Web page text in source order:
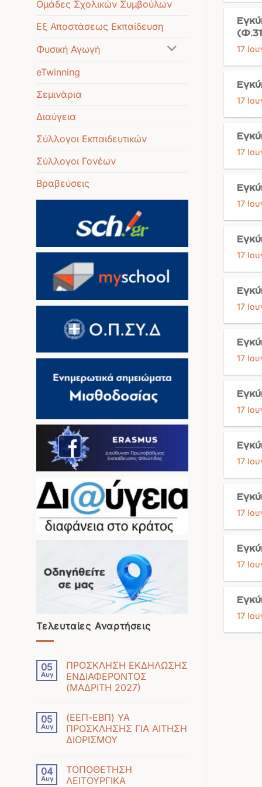
Ομάδες Σχολικών Συμβούλων
Εξ Αποστάσεως Εκπαίδευση
Φυσική Αγωγή
eTwinning
Σεμινάρια
Διαύγεια
Σύλλογοι Εκπαιδευτικών
Σύλλογοι Γονέων
Βραβεύσεις
Τελευταίες Αναρτήσεις
05
Αυγ
ΠΡΟΣΚΛΗΣΗ ΕΚΔΗΛΩΣΗΣ
ΕΝΔΙΑΦΕΡΟΝΤΟΣ
(ΜΑΔΡΙΤΗ 2027)
υπάρχουν
σχόλια
στο
ΠΡΟΣΚΛΗΣΗ
ΕΝΔΙΑΦΕΡΟΝΤΟΣ
(ΜΑΔΡΙΤΗ
05
Αυγ
(ΕΕΠ-ΕΒΠ) ΥΑ
ΠΡΟΣΚΛΗΣΗΣ ΓΙΑ ΑΙΤΗΣΗ
ΔΙΟΡΙΣΜΟΥ
υπάρχουν
σχόλια
04
Αυγ
ΤΟΠΟΘΕΤΗΣΗ
ΛΕΙΤΟΥΡΓΙΚΑ
17
17
17
17
17
17
17
17
17
17
17
17